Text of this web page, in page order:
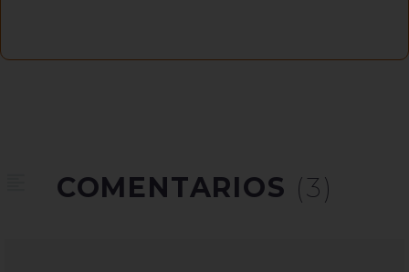
COMENTARIOS (3)